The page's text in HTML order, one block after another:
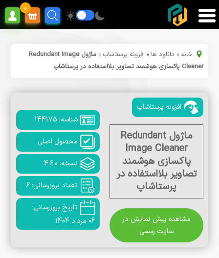
0
خانه » دانلود ها » افزونه پرستاشاپ »
ماژول Redundant Image
Cleaner پاکسازی هوشمند تصاویر بلااستفاده در پرستاشاپ
افزونه پرستاشاپ
ماژول Redundant
Image Cleaner
پاکسازی هوشمند
تصاویر بلااستفاده در
پرستاشاپ
مشاهده پیش نمایش در
سایت رسمی
شناسه: 144175
محصول اصلی
نسخه: 4.6.0
تعداد بروزرسانی: 6
تاریخ بروزرسانی:
06 مرداد 1404